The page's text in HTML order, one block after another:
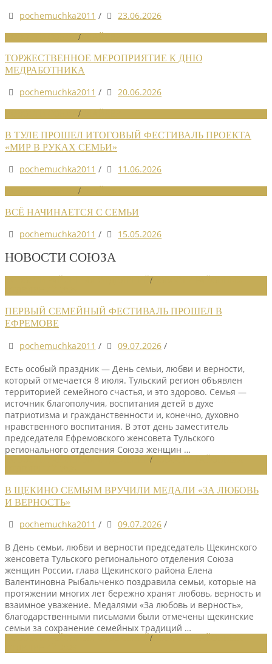
pochemuchka2011 / 23.06.2026
/
ТОРЖЕСТВЕННОЕ МЕРОПРИЯТИЕ К ДНЮ
МЕДРАБОТНИКА
pochemuchka2011 / 20.06.2026
/
В ТУЛЕ ПРОШЕЛ ИТОГОВЫЙ ФЕСТИВАЛЬ ПРОЕКТА
«МИР В РУКАХ СЕМЬИ»
pochemuchka2011 / 11.06.2026
/
ВСЁ НАЧИНАЕТСЯ С СЕМЬИ
pochemuchka2011 / 15.05.2026
НОВОСТИ СОЮЗА
/
ПЕРВЫЙ СЕМЕЙНЫЙ ФЕСТИВАЛЬ ПРОШЕЛ В
ЕФРЕМОВЕ
pochemuchka2011 / 09.07.2026 /
Есть особый праздник — День семьи, любви и верности,
который отмечается 8 июля. Тульский регион объявлен
территорией семейного счастья, и это здорово. Семья —
источник благополучия, воспитания детей в духе
патриотизма и гражданственности и, конечно, духовно
нравственного воспитания. В этот день заместитель
председателя Ефремовского женсовета Тульского
регионального отделения Союза женщин …
/
В ЩЕКИНО СЕМЬЯМ ВРУЧИЛИ МЕДАЛИ «ЗА ЛЮБОВЬ
И ВЕРНОСТЬ»
pochemuchka2011 / 09.07.2026 /
В День семьи, любви и верности председатель Щекинского
женсовета Тульского регионального отделения Союза
женщин России, глава Щекинского района Елена
Валентиновна Рыбальченко поздравила семьи, которые на
протяжении многих лет бережно хранят любовь, верность и
взаимное уважение. Медалями «За любовь и верность»,
благодарственными письмами были отмечены щекинские
семьи за сохранение семейных традиций …
/